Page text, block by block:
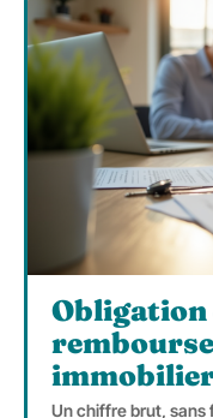
Obligation
immobilier
Un chiffre brut, sans